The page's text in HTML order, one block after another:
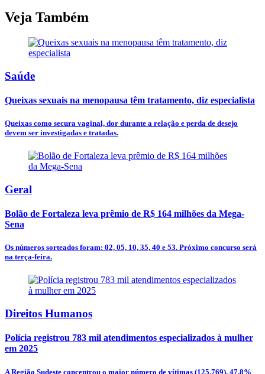
Veja Também
Saúde
Queixas sexuais na menopausa têm tratamento, diz especialista
Queixas como secura vaginal, dor durante a relação e perda de desejo
devem ser investigadas e tratadas.
Geral
Bolão de Fortaleza leva prêmio de R$ 164 milhões da Mega-
Sena
Os números sorteados foram: 02, 05, 10, 35, 40 e 53. Próximo concurso será
na terça-feira.
Direitos Humanos
Polícia registrou 783 mil atendimentos especializados à mulher
em 2025
A Região Sudeste concentrou o maior número de vítimas (125.769), 47,8%